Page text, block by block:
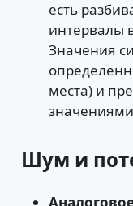
есть
интервалы
Значения
места) и
Шум и